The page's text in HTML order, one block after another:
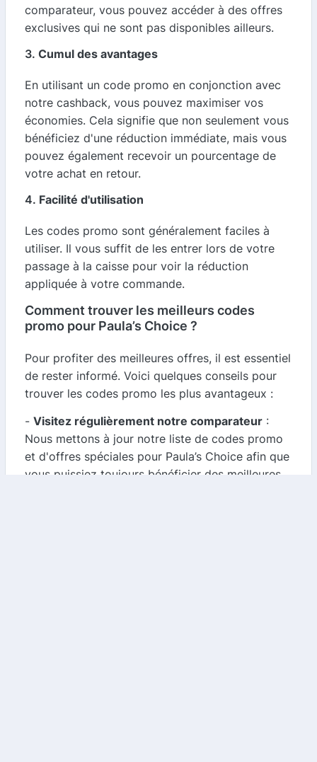
comparateur, vous pouvez accéder à des offres
exclusives qui ne sont pas disponibles ailleurs.
3. Cumul des avantages
En utilisant un code promo en conjonction avec
notre cashback, vous pouvez maximiser vos
économies. Cela signifie que non seulement vous
bénéficiez d'une réduction immédiate, mais vous
pouvez également recevoir un pourcentage de
votre achat en retour.
4. Facilité d'utilisation
Les codes promo sont généralement faciles à
utiliser. Il vous suffit de les entrer lors de votre
passage à la caisse pour voir la réduction
appliquée à votre commande.
Comment trouver les meilleurs codes
promo pour Paula’s Choice ?
Pour profiter des meilleures offres, il est essentiel
de rester informé. Voici quelques conseils pour
trouver les codes promo les plus avantageux :
- Visitez régulièrement notre comparateur :
Nous mettons à jour notre liste de codes promo
et d'offres spéciales pour Paula’s Choice afin que
vous puissiez toujours bénéficier des meilleures